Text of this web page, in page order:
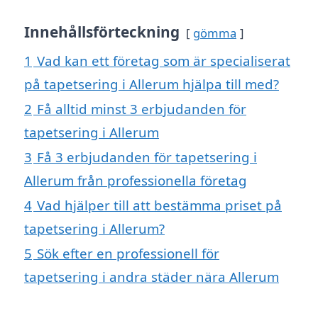
Innehållsförteckning gömma
1 Vad kan ett företag som är specialiserat
på tapetsering i Allerum hjälpa till med?
2 Få alltid minst 3 erbjudanden för
tapetsering i Allerum
3 Få 3 erbjudanden för tapetsering i
Allerum från professionella företag
4 Vad hjälper till att bestämma priset på
tapetsering i Allerum?
5 Sök efter en professionell för
tapetsering i andra städer nära Allerum